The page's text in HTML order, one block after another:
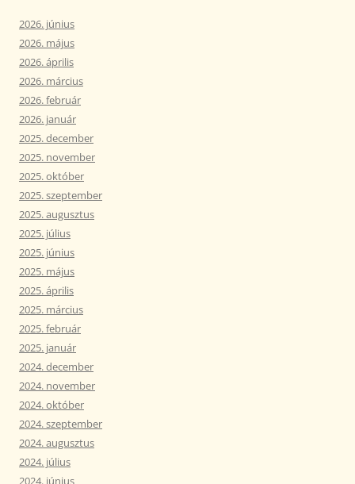
2026. június
2026. május
2026. április
2026. március
2026. február
2026. január
2025. december
2025. november
2025. október
2025. szeptember
2025. augusztus
2025. július
2025. június
2025. május
2025. április
2025. március
2025. február
2025. január
2024. december
2024. november
2024. október
2024. szeptember
2024. augusztus
2024. július
2024. június